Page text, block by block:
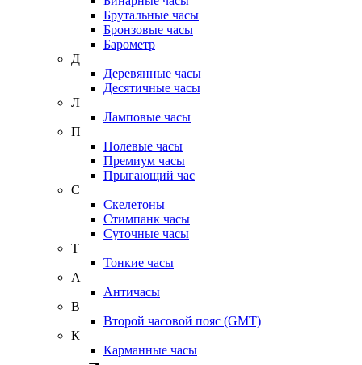
Брутальные часы
Бронзовые часы
Барометр
Д
Деревянные часы
Десятичные часы
Л
Ламповые часы
П
Полевые часы
Премиум часы
Прыгающий час
С
Скелетоны
Стимпанк часы
Суточные часы
Т
Тонкие часы
А
Античасы
В
Второй часовой пояс (GMT)
К
Карманные часы